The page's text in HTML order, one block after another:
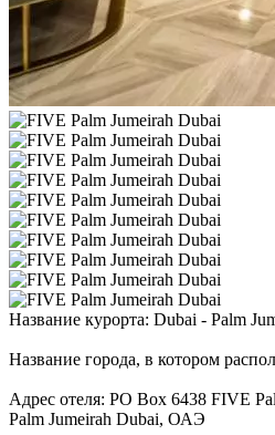
Название курорта: Dubai - Palm
Название города, в котором
Адрес отеля: PO Box 6438 FIVE
Palm Jumeirah Dubai, ОАЭ